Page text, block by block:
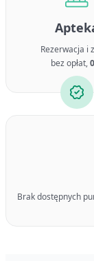
Rezerwacja i
bez opłat,
Brak dostępnych